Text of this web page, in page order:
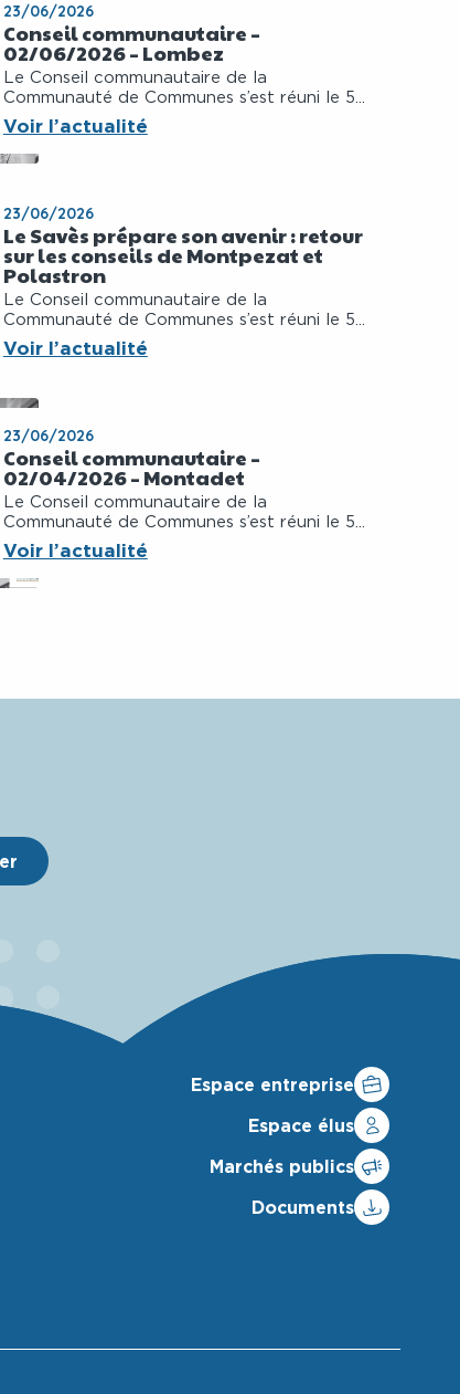
23/06/2026
Conseil communautaire –
02/06/2026 – Lombez
Le Conseil communautaire de la
Communauté de Communes s’est réuni le 5...
Voir l’actualité
23/06/2026
Le Savès prépare son avenir : retour
sur les conseils de Montpezat et
Polastron
Le Conseil communautaire de la
Communauté de Communes s’est réuni le 5...
Voir l’actualité
23/06/2026
Conseil communautaire –
02/04/2026 – Montadet
Le Conseil communautaire de la
Communauté de Communes s’est réuni le 5...
Voir l’actualité
Espace entreprise
Espace élus
Marchés publics
Documents